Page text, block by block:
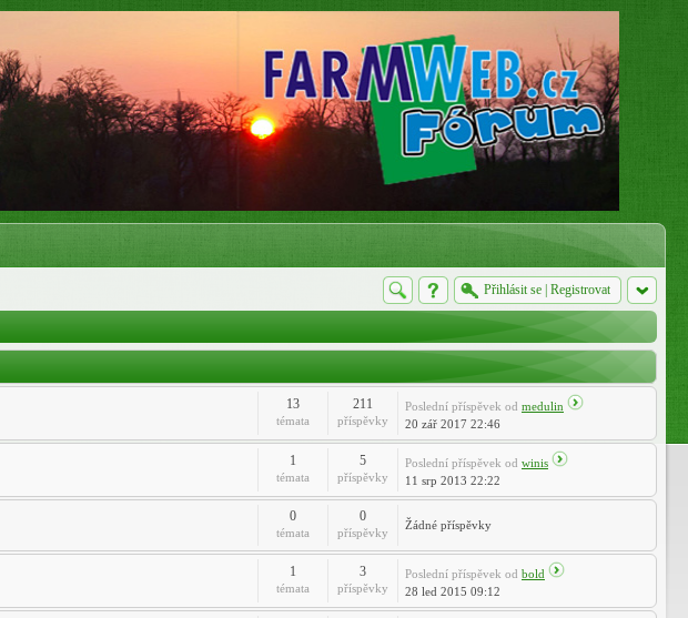
Přihlásit se Registrovat
13
témata
211
příspěvky
Poslední příspěvek od medulin
20 zář 2017 22:46
1
témata
5
příspěvky
Poslední příspěvek od winis
11 srp 2013 22:22
0
témata
0
příspěvky
Žádné příspěvky
1
témata
3
příspěvky
Poslední příspěvek od bold
28 led 2015 09:12